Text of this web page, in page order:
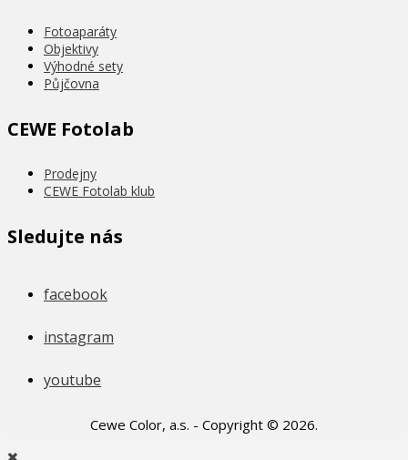
Fotoaparáty
Objektivy
Výhodné sety
Půjčovna
CEWE Fotolab
Prodejny
CEWE Fotolab klub
Sledujte nás
facebook
instagram
youtube
Cewe Color, a.s. - Copyright © 2026.